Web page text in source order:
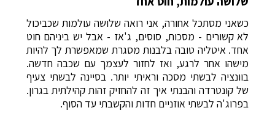
כשאני מסתכל אחורה, אני רואה שלושה עולמות שכביכול
לא קשורים - מסכות, סוסים, ג'אז - אבל יש ביניהם חוט
אחד. איטליה טובה בלבנות מסגרת שמאפשרת לך להיות
מישהו אחר לרגע, ואז לחזור לעצמך עם שכבה חדשה.
בוונציה לבשתי מסכה וראיתי יותר. בסיינה לבשתי צעיף
של קונטרדה והבנתי איך זה להחזיק זהות קהילתית בגרון.
בפרוג'ה לבשתי אוזניים חדות והקשבתי עד הסוף.